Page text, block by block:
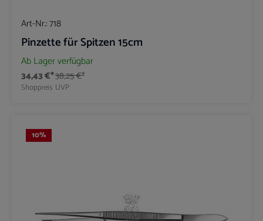
Art-Nr.:718
Pinzette für Spitzen 15cm
Ab Lager verfügbar
34,43 €*
Shoppreis
38,25 €*
UVP
10%